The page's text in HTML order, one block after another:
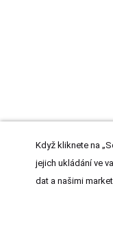
Když kliknete na
jejich ukládání ve
dat a našimi